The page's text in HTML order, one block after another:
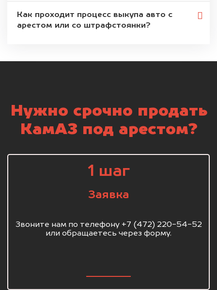
Как проходит процесс выкупа авто с
арестом или со штрафстоянки?
Нужно срочно продать
КамАЗ под арестом?
1 шаг
Заявка
Звоните нам по телефону +7 (472) 220-54-52
или обращаетесь через форму.